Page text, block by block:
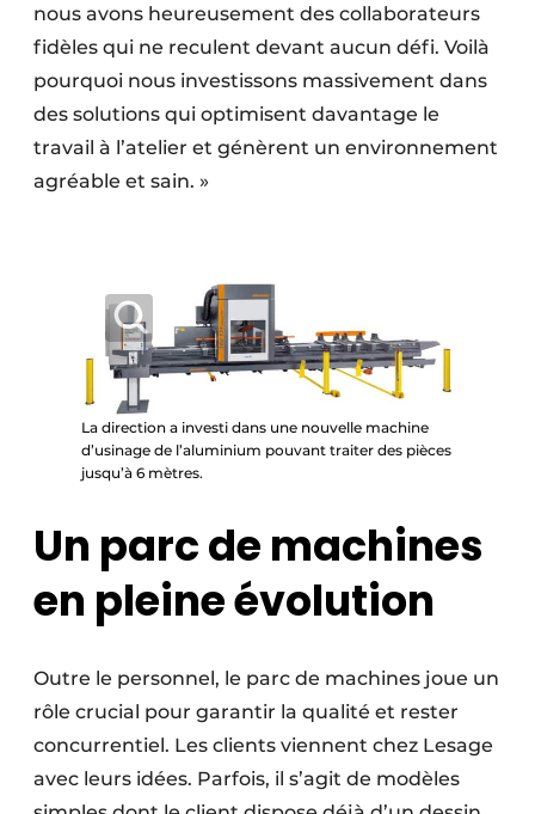
nous avons heureusement des collaborateurs
fidèles qui ne reculent devant aucun défi. Voilà
pourquoi nous investissons massivement dans
des solutions qui optimisent davantage le
travail à l’atelier et génèrent un environnement
agréable et sain. »
La direction a investi dans une nouvelle machine
d’usinage de l’aluminium pouvant traiter des pièces
jusqu’à 6 mètres.
Un parc de machines
en pleine évolution
Outre le personnel, le parc de machines joue un
rôle crucial pour garantir la qualité et rester
concurrentiel. Les clients viennent chez Lesage
avec leurs idées. Parfois, il s’agit de modèles